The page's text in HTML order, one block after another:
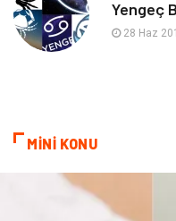
Astroloji
Yengeç
28 Haz
MİNİ KONU